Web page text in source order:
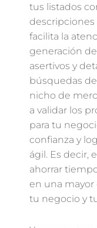
tus listados
descripciones
facilita la
generación
asertivos y
búsquedas
nicho de
a validar los
para tu
confianza y
ágil. Es decir,
ahorrar
en una
tu negocio y